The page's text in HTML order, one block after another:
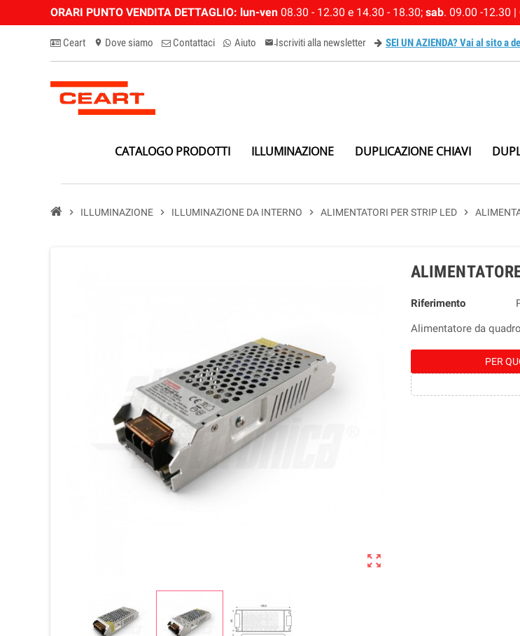
ORARI PUNTO VENDITA DETTAGLIO: lun-ven 08.30 - 12.30 e 14.30 - 18.30; sab. 09.00 -12.30 |
Ceart location_on Dove siamo Contattaci Aiuto email-newsletter
Iscriviti alla newsletter SEI UN AZIENDA? Vai al sito a
CATALOGO PRODOTTI ILLUMINAZIONE DUPLICAZIONE CHIAVI
chevron_right ILLUMINAZIONE chevron_right ILLUMINAZIONE DA INTERNO chevron_right ALIMENTATORI PER STRIP LED chevron_right
zoom_out_map
Riferimento
Alimentatore da
PER